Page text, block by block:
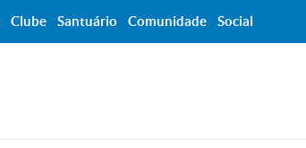
Clube Santuário Comunidade Social